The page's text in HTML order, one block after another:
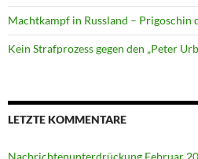
Machtkampf in Russland – Prigoschin
Kein Strafprozess gegen den „Peter
LETZTE KOMMENTARE